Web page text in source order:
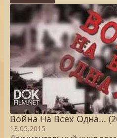
Война На Всех Одна...
13.05.2015